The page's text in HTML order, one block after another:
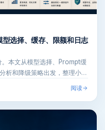
选择、缓存、限额和日志
本文从模型选择、Prompt缓
析和降级策略出发，整理小
阅读